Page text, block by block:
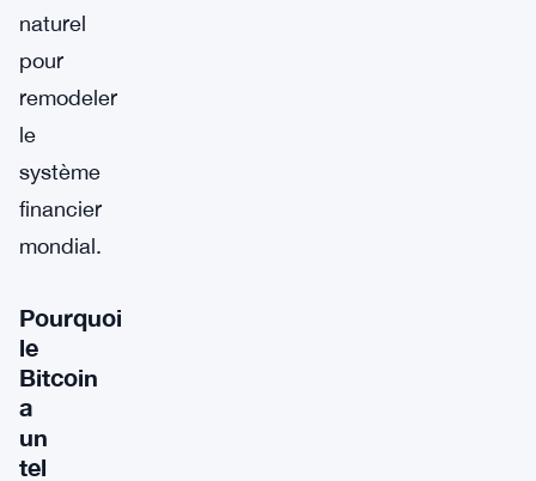
naturel
pour
remodeler
le
système
financier
mondial.
Pourquoi
le
Bitcoin
a
un
tel